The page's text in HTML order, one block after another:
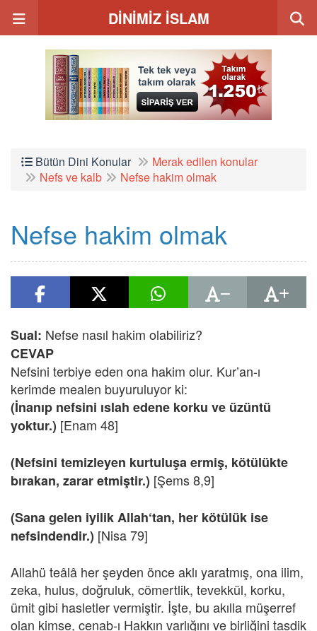
DİNİMİZ İSLAM
Bütün Dini Konular
Merak edilen konular
Nefs ve kalb
Nefse hakim olmak
Nefse hakim olmak
Sual: Nefse nasıl hakim olabiliriz?
CEVAP
Nefsini terbiye eden ona hakim olur. Kur’an-ı
kerimde mealen buyuruluyor ki:
(İnanıp nefsini ıslah edene korku ve üzüntü
yoktur.) [Enam 48]
(Nefsini temizleyen kurtuluşa ermiş, kötülükte
bırakan, zarar etmiştir.) [Şems 8,9]
(Sana gelen iyilik Allah‘tan, her kötülük ise
nefsindendir.) [Nisa 79]
Allahü teâlâ her şeyden önce aklı yaratmış, ona ilim,
zeka, hulus, doğruluk, cömertlik, tevekkül, korku,
ümit gibi hasletler vermiştir. İşte, bu akılla müşerref
olan kimse, cenab-ı Hakkın varlığını ve birliğini tasdik